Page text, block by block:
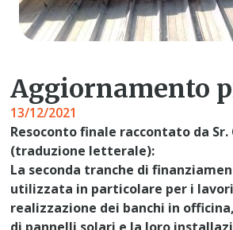
Aggiornamento
13/12/2021
Resoconto finale raccontato da Sr.
(traduzione letterale):
La seconda tranche di
utilizzata in particolare per i
realizzazione dei banchi in